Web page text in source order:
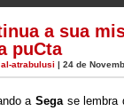
a sua
puCta
atrabulusi | 24 de
a Sega se lembra